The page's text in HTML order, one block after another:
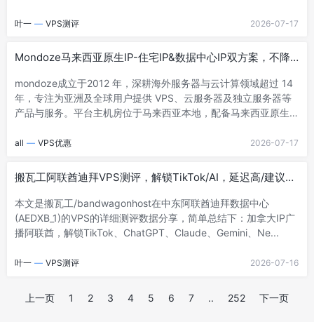
叶一 — VPS测评 2026-07-17
Mondoze马来西亚原生IP-住宅IP&数据中心IP双方案，不降
mondoze成立于2012 年，深耕海外服务器与云计算领域超过 14
年，专注为亚洲及全球用户提供 VPS、云服务器及独立服务器等
产品与服务。平台主机房位于马来西亚本地，配备马来西亚原生
all — VPS优惠 2026-07-17
搬瓦工阿联酋迪拜VPS测评，解锁TikTok/AI，延迟高/建议中
本文是搬瓦工/bandwagonhost在中东阿联酋迪拜数据中心
(AEDXB_1)的VPS的详细测评数据分享，简单总结下：加拿大IP广
播阿联酋，解锁TikTok、ChatGPT、Claude、Gemini、Ne...
叶一 — VPS测评 2026-07-16
Posts
上一页 1 2 3 4 5 6 7 .. 252 下一页